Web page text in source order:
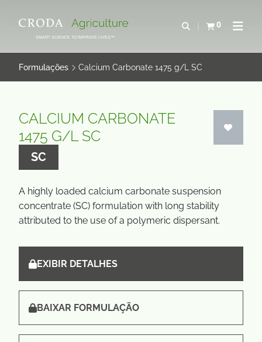
PARA
CONTEÚDO
PARA
MENU
SMART SCIENCE TO IMPROVE LIVES™
Abrir pesquisa
0
Exibir cestaAbrir
Formulações Calcium Carbonate 1475 g/L SC
CALCIUM CARBONATE
1475 G/L SC
SC
A highly loaded calcium carbonate suspension
concentrate (SC) formulation with long stability
attributed to the use of a polymeric dispersant.
EXIBIR DETALHES
BAIXAR FORMULAÇÃO